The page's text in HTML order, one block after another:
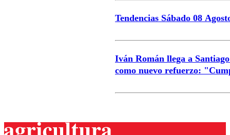
Tendencias Sábado 08
Iván Román llega a
como nuevo refuerzo: